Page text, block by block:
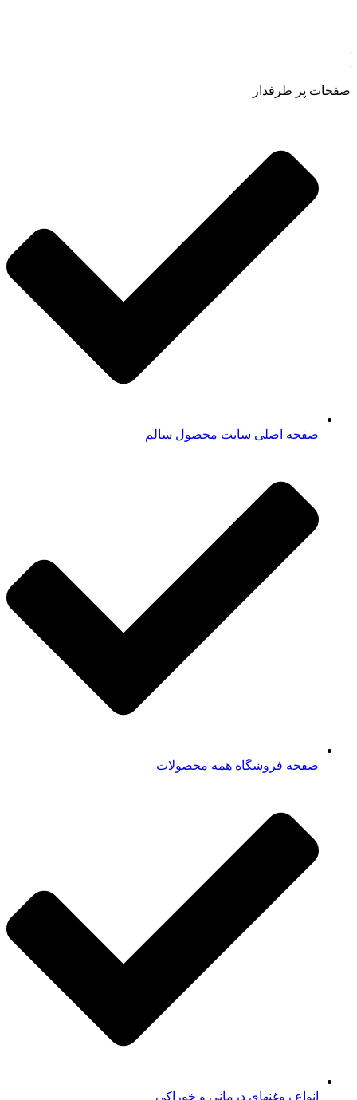
صفحات پر طرفدار
صفحه اصلی سایت محصول سالم
صفحه فروشگاه همه محصولات​
انواع روغنهای درمانی و خوراکی